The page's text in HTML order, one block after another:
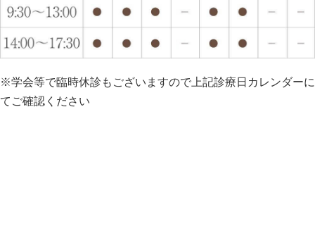
※学会等で臨時休診もございますので上記診療日カレンダーに
てご確認ください